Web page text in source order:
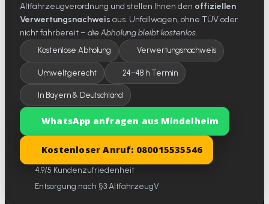
Altfahrzeugverordnung und stellen Ihnen den offiziellen
Verwertungsnachweis aus. Unfallwagen, ohne TÜV oder
nicht fahrbereit – die Abholung bleibt kostenlos.
Kostenlose Abholung Verwertungsnachweis
Umweltgerecht 24–48 h Termin
In Bayern & Deutschland
WhatsApp anfragen aus Mindelheim
Kostenloser Anruf: 080015535546
4.9/5 Kundenzufriedenheit
Entsorgung nach §3 AltfahrzeugV